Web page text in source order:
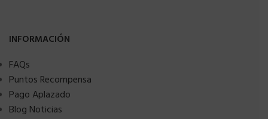
INFORMACIÓN
FAQs
Puntos Recompensa
Pago Aplazado
Blog Noticias